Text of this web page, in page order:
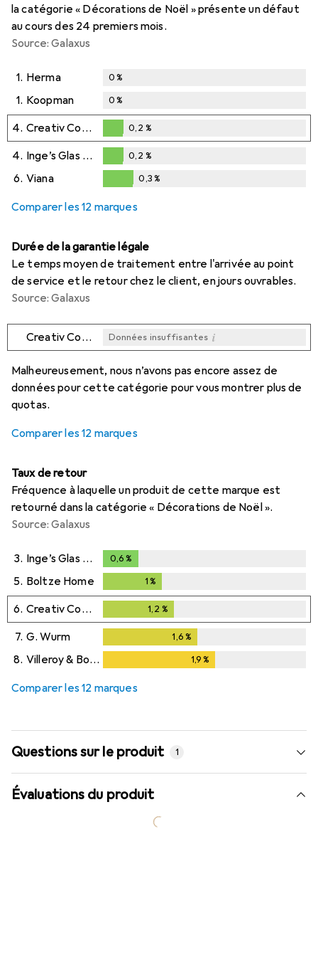
la catégorie « Décorations de Noël » présente un défaut
au cours des 24 premiers mois.
Source: Galaxus
1. Herma 0%
1. Koopman 0%
4. Creativ Company
0,2%
0,2 %
4. Inge’s Glas Christmas Decor
0,2%
0,2 %
6. Viana 0,3%
Comparer les 12 marques
Durée de la garantie légale
Le temps moyen de traitement entre l'arrivée au point
de service et le retour chez le client, en jours ouvrables.
Source: Galaxus
Creativ Company Données insuffisantes i
Malheureusement, nous n’avons pas encore assez de
données pour cette catégorie pour vous montrer plus de
quotas.
Comparer les 12 marques
Taux de retour
Fréquence à laquelle un produit de cette marque est
retourné dans la catégorie « Décorations de Noël ».
Source: Galaxus
3. Inge’s Glas Christmas Decor 0,6 %
5. Boltze Home 1 %
6. Creativ Company 1,2 %
7. G. Wurm 1,6%
8. Villeroy & Boch 1,9%
Comparer les 12 marques
Questions sur le produit 1
Évaluations du produit